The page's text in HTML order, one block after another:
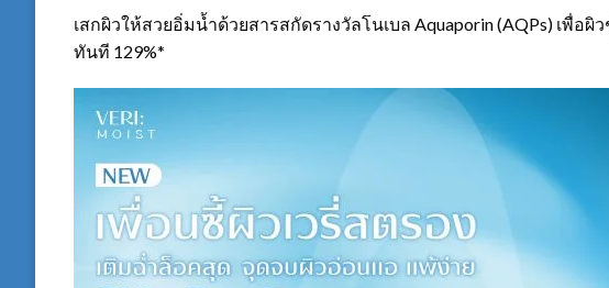
เสกผิวให้สวยอิ่มน้ำด้วยสารสกัดรางวัลโนเบล Aquaporin (AQPs) เพื่อผิ
ทันที 129%*